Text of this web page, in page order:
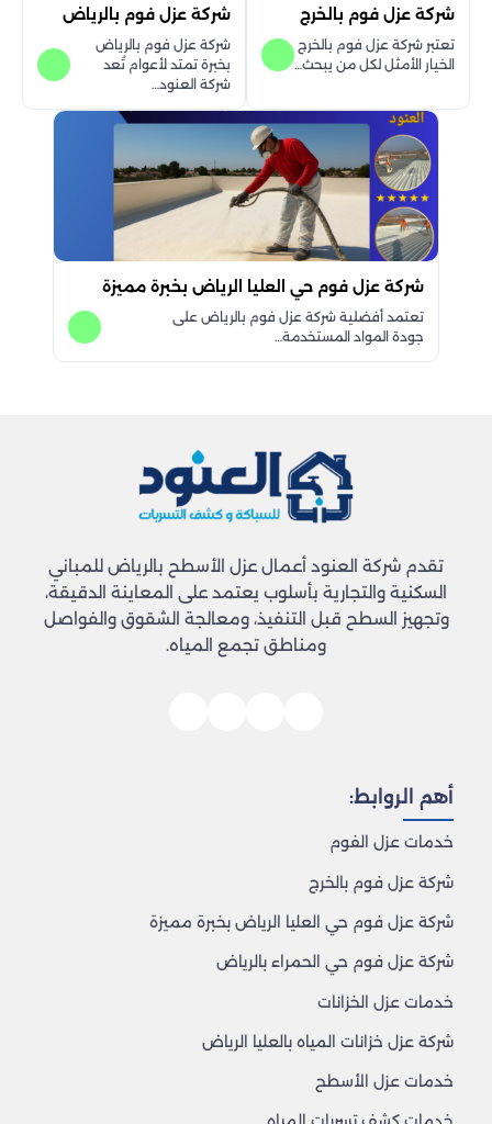
شركة عزل فوم بالخرج
تعتبر شركة عزل فوم بالخرج
الخيار الأمثل لكل من يبحث…
شركة عزل فوم بالرياض
شركة عزل فوم بالرياض
بخبرة تمتد لأعوام تُعد
شركة العنود…
شركة عزل فوم حي العليا الرياض بخبرة مميزة
تعتمد أفضلية شركة عزل فوم بالرياض على
جودة المواد المستخدمة…
تقدم شركة العنود أعمال عزل الأسطح بالرياض للمباني
السكنية والتجارية بأسلوب يعتمد على المعاينة الدقيقة،
وتجهيز السطح قبل التنفيذ، ومعالجة الشقوق والفواصل
ومناطق تجمع المياه.
أهم الروابط:
خدمات عزل الفوم
شركة عزل فوم بالخرج
شركة عزل فوم حي العليا الرياض بخبرة مميزة
شركة عزل فوم حي الحمراء بالرياض
خدمات عزل الخزانات
شركة عزل خزانات المياه بالعليا الرياض
خدمات عزل الأسطح